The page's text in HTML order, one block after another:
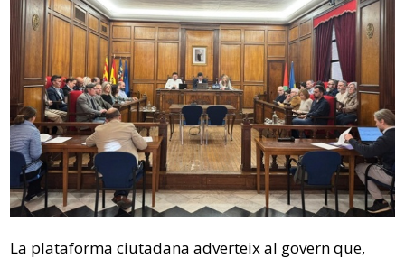
La plataforma ciutadana adverteix al govern que,